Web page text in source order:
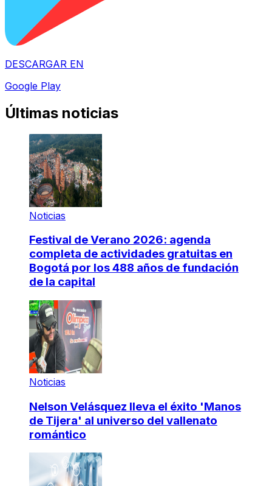
DESCARGAR EN
Google Play
Últimas noticias
Noticias
Festival de Verano 2026: agenda
completa de actividades gratuitas en
Bogotá por los 488 años de fundación
de la capital
Noticias
Nelson Velásquez lleva el éxito 'Manos
de Tijera' al universo del vallenato
romántico